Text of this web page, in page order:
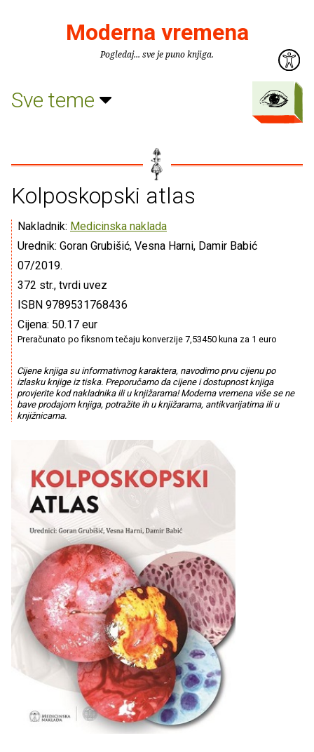
Moderna vremena
Pogledaj... sve je puno knjiga.
Sve teme
Kolposkopski atlas
Nakladnik: Medicinska naklada
Urednik: Goran Grubišić, Vesna Harni, Damir Babić
07/2019.
372 str., tvrdi uvez
ISBN 9789531768436
Cijena: 50.17 eur
Preračunato po fiksnom tečaju konverzije 7,53450 kuna za 1 euro
Cijene knjiga su informativnog karaktera, navodimo prvu cijenu po
izlasku knjige iz tiska. Preporučamo da cijene i dostupnost knjiga
provjerite kod nakladnika ili u knjižarama! Moderna vremena više se ne
bave prodajom knjiga, potražite ih u knjižarama, antikvarijatima ili u
knjižnicama.